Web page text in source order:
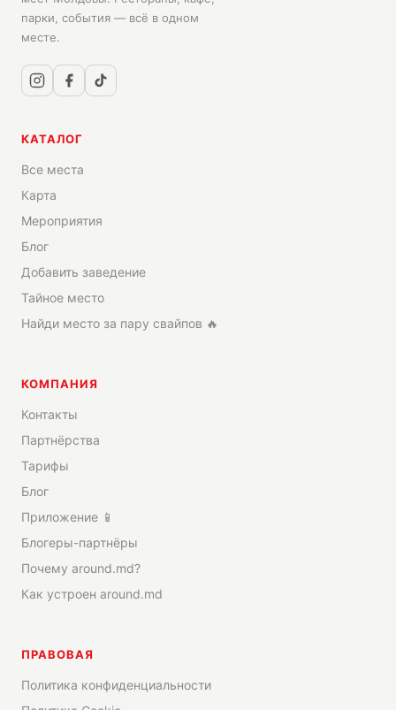
парки, события — всё в одном
месте.
КАТАЛОГ
Все места
Карта
Мероприятия
Блог
Добавить заведение
Тайное место
Найди место за пару свайпов 🔥
КОМПАНИЯ
Контакты
Партнёрства
Тарифы
Блог
Приложение 📱
Блогеры-партнёры
Почему around.md?
Как устроен around.md
ПРАВОВАЯ
Политика конфиденциальности